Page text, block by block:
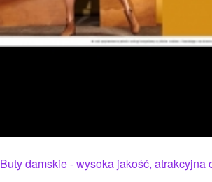
Buty damskie - wysoka jakość, atrakcyjna